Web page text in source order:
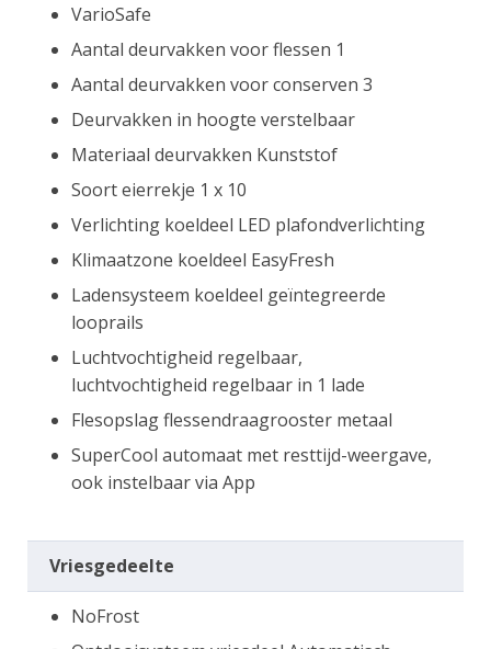
VarioSafe
Aantal deurvakken voor flessen 1
Aantal deurvakken voor conserven 3
Deurvakken in hoogte verstelbaar
Materiaal deurvakken Kunststof
Soort eierrekje 1 x 10
Verlichting koeldeel LED plafondverlichting
Klimaatzone koeldeel EasyFresh
Ladensysteem koeldeel geïntegreerde
looprails
Luchtvochtigheid regelbaar,
luchtvochtigheid regelbaar in 1 lade
Flesopslag flessendraagrooster metaal
SuperCool automaat met resttijd-weergave,
ook instelbaar via App
Vriesgedeelte
NoFrost